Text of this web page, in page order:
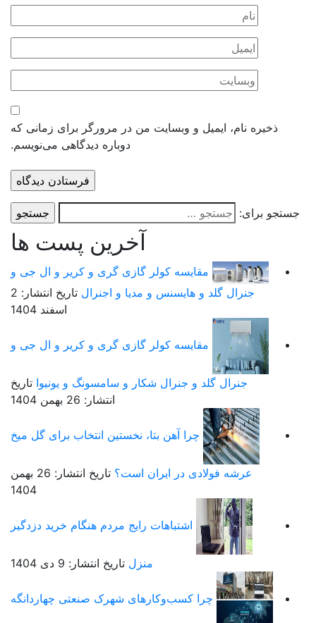
ذخیره نام، ایمیل و وبسایت من در مرورگر برای زمانی که
دوباره دیدگاهی می‌نویسم.
برای:
آخرین پست ها
مقایسه کولر گازی گری و کریر و ال جی و
جنرال گلد و هایسنس و مدیا و اجنرال
تاریخ انتشار: 2
اسفند 1404
مقایسه کولر گازی گری و کریر و ال جی و
جنرال گلد و جنرال شکار و سامسونگ و یونیوا تاریخ
انتشار: 26 بهمن 1404
چرا آهن بتا، نخستین انتخاب برای گل میخ
عرشه فولادی در ایران است؟
تاریخ انتشار: 26 بهمن
1404
اشتباهات رایج مردم هنگام خرید دزدگیر
منزل تاریخ انتشار: 9 دی 1404
چرا کسب‌وکارهای شهرک صنعتی چهاردانگه